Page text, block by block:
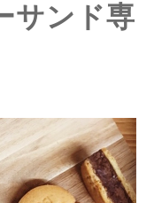
サンド専